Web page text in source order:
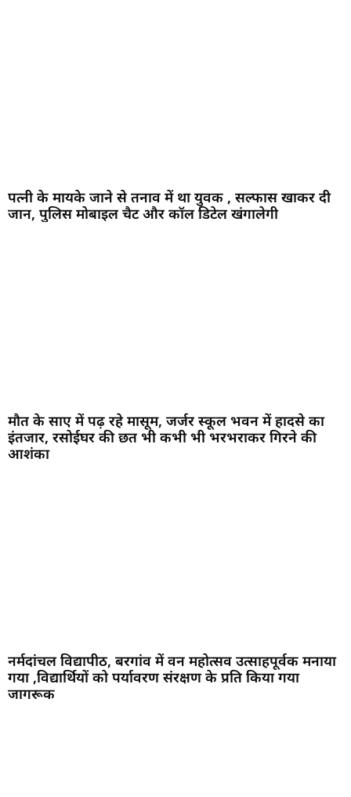
पत्नी के मायके जाने से तनाव में था युवक , सल्फास खाकर दी
जान, पुलिस मोबाइल चैट और कॉल डिटेल खंगालेगी
मौत के साए में पढ़ रहे मासूम, जर्जर स्कूल भवन में हादसे का
इंतजार, रसोईघर की छत भी कभी भी भरभराकर गिरने की
आशंका
नर्मदांचल विद्यापीठ, बरगांव में वन महोत्सव उत्साहपूर्वक मनाया
गया ,विद्यार्थियों को पर्यावरण संरक्षण के प्रति किया गया
जागरूक